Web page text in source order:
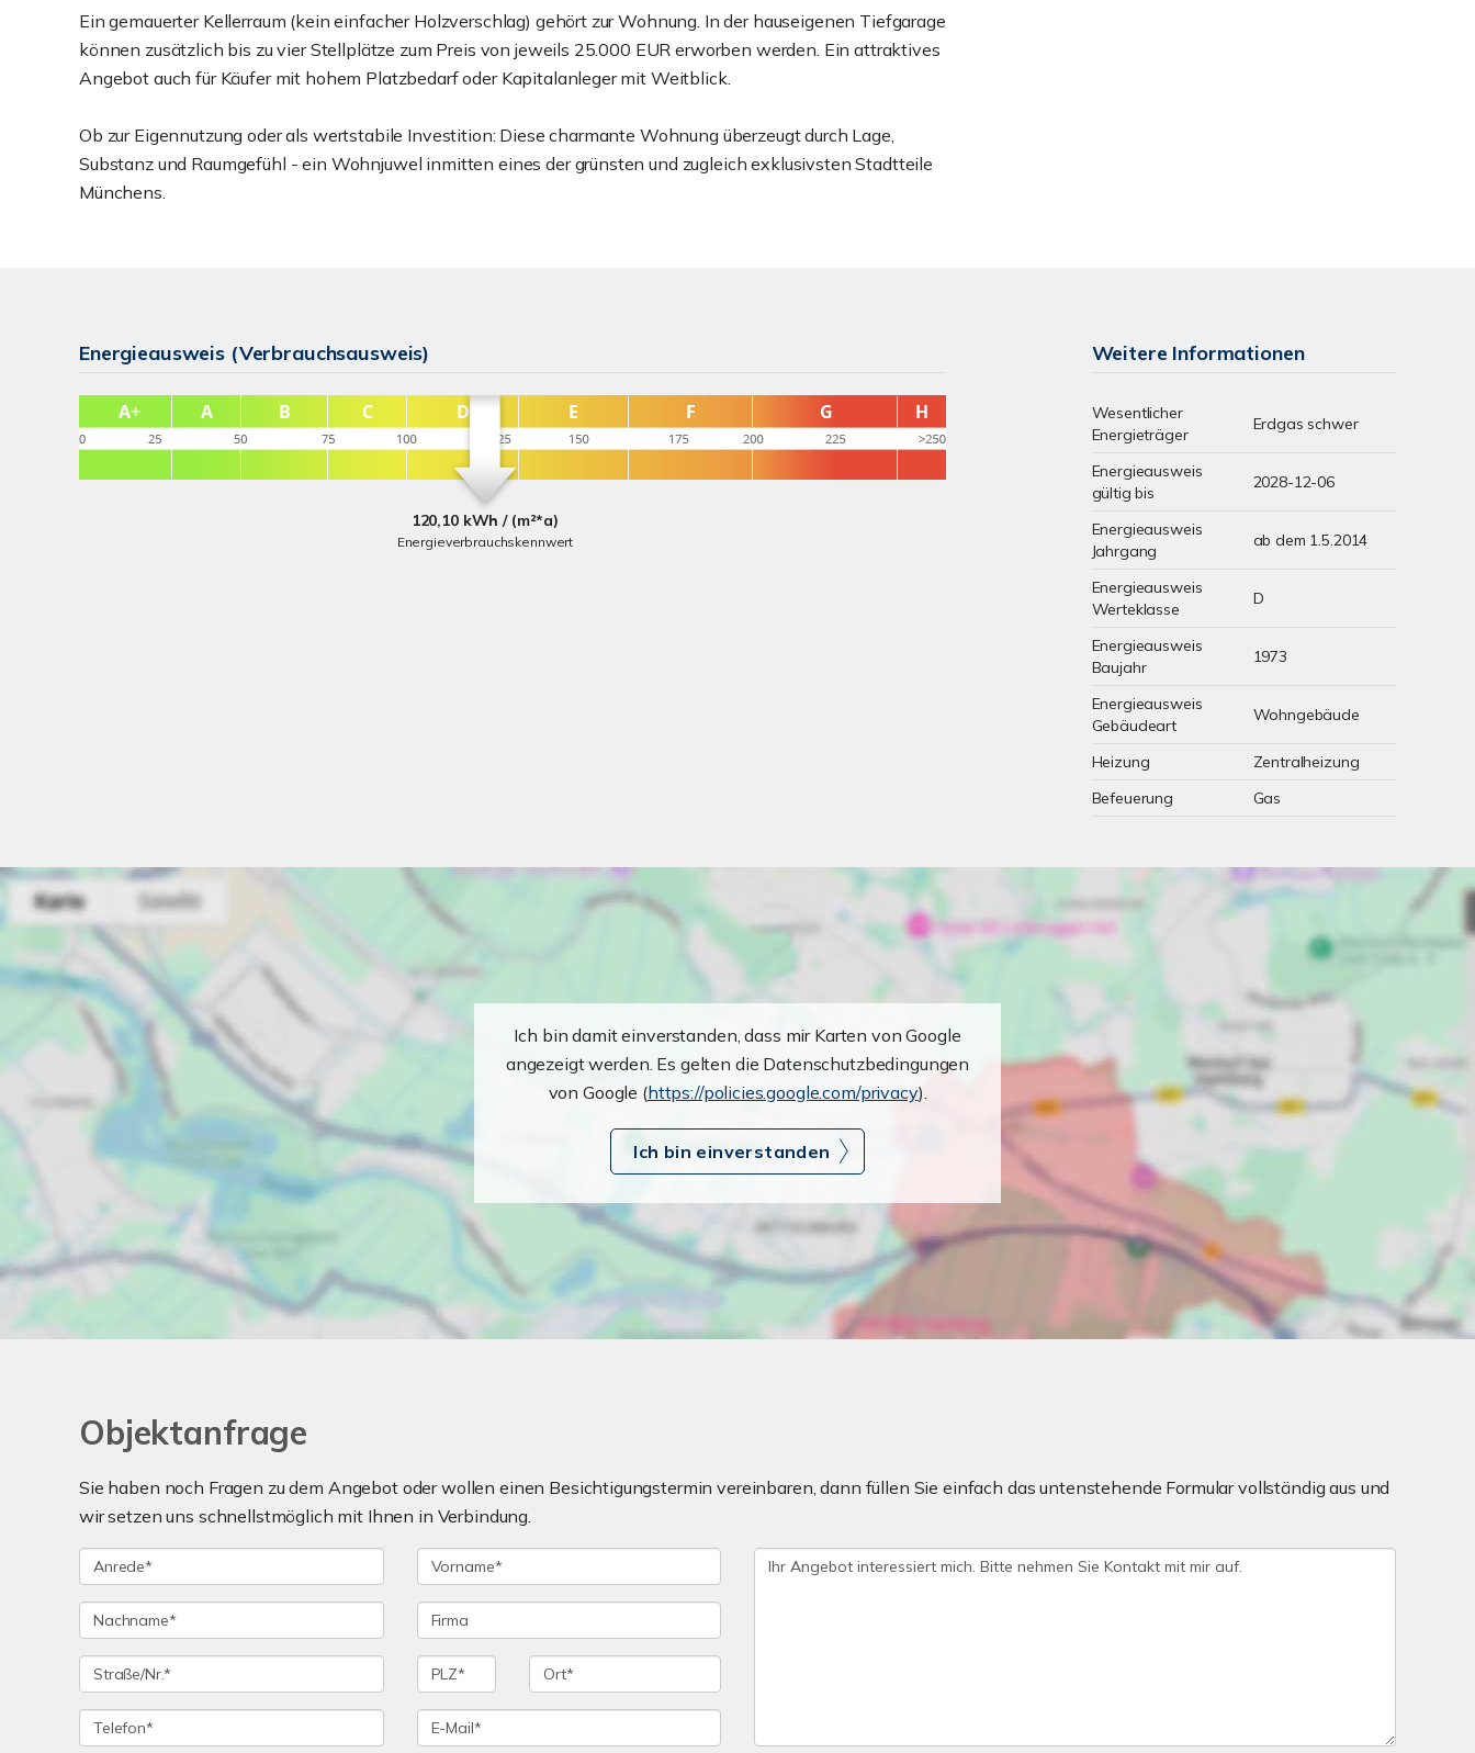
Ein gemauerter Kellerraum (kein einfacher Holzverschlag) gehört zur Wohnung. In der hauseigenen Tiefgarage
können zusätzlich bis zu vier Stellplätze zum Preis von jeweils 25.000 EUR erworben werden. Ein attraktives
Angebot auch für Käufer mit hohem Platzbedarf oder Kapitalanleger mit Weitblick.
Ob zur Eigennutzung oder als wertstabile Investition: Diese charmante Wohnung überzeugt durch Lage,
Substanz und Raumgefühl - ein Wohnjuwel inmitten eines der grünsten und zugleich exklusivsten Stadtteile
Münchens.
Energieausweis (Verbrauchsausweis)
120,10 kWh / (m²*a)
Energieverbrauchskennwert
Weitere Informationen
Wesentlicher
Energieträger
Erdgas schwer
Energieausweis
gültig bis
2028-12-06
Energieausweis
Jahrgang
ab dem 1.5.2014
Energieausweis
Werteklasse
D
Energieausweis
Baujahr
1973
Energieausweis
Gebäudeart
Wohngebäude
Heizung
Zentralheizung
Befeuerung
Gas
Ich bin damit einverstanden, dass mir Karten von Google
angezeigt werden. Es gelten die Datenschutzbedingungen
von Google (https://policies.google.com/privacy).
Ich bin einverstanden
Objektanfrage
Sie haben noch Fragen zu dem Angebot oder wollen einen Besichtigungstermin vereinbaren, dann füllen Sie einfach das untenstehende Formular vollständig aus und
wir setzen uns schnellstmöglich mit Ihnen in Verbindung.